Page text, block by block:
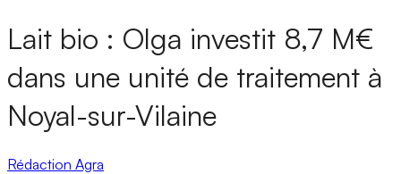
Lait bio : Olga investit 8,7 M€
dans une unité de traitement à
Noyal-sur-Vilaine
Rédaction Agra